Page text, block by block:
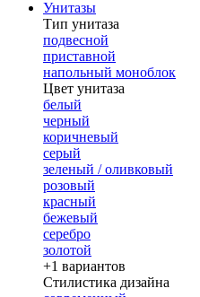
Унитазы
Тип унитаза
подвесной
приставной
напольный моноблок
Цвет унитаза
белый
черный
коричневый
серый
зеленый / оливковый
розовый
красный
бежевый
серебро
золотой
+1 вариантов
Стилистика дизайна